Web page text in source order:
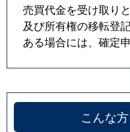
売買代金を受け取り
及び所有権の移転登
ある場合には、確定
こんな